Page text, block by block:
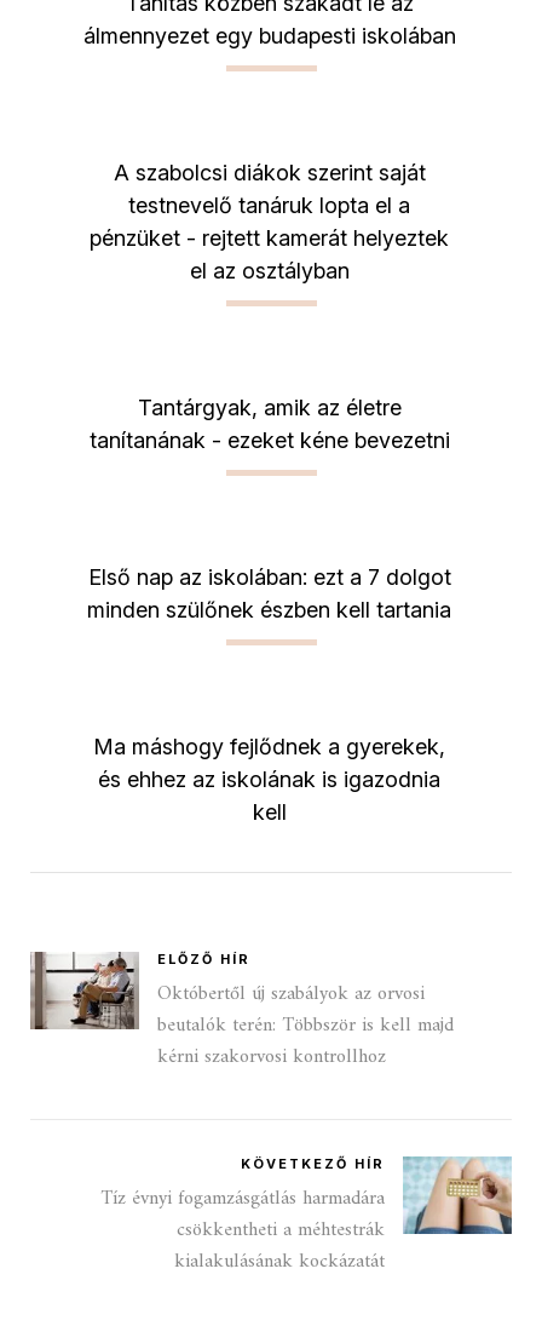
álmennyezet egy budapesti iskolában
A szabolcsi diákok szerint saját
testnevelő tanáruk lopta el a
pénzüket - rejtett kamerát helyeztek
el az osztályban
Tantárgyak, amik az életre
tanítanának - ezeket kéne bevezetni
Első nap az iskolában: ezt a 7 dolgot
minden szülőnek észben kell tartania
Ma máshogy fejlődnek a gyerekek,
és ehhez az iskolának is igazodnia
kell
ELŐZŐ HÍR
Októbertől új szabályok az orvosi
beutalók terén: Többször is kell majd
kérni szakorvosi kontrollhoz
KÖVETKEZŐ HÍR
Tíz évnyi fogamzásgátlás harmadára
csökkentheti a méhtestrák
kialakulásának kockázatát